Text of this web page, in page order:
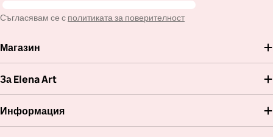
Съгласявам се с политиката за поверителност
Магазин
За Elena Art
Информация